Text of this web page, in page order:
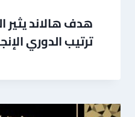
هدف هالاند يثير
ترتيب الدوري